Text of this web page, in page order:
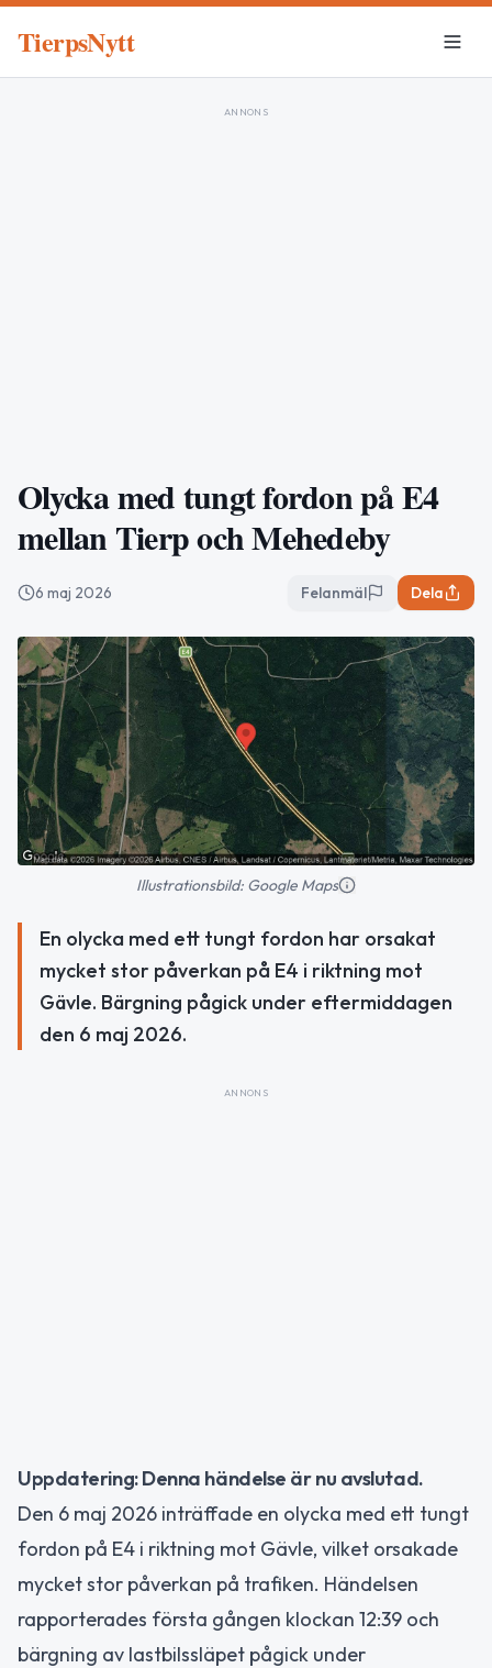
TierpsNytt
ANNONS
Olycka med tungt fordon på E4
mellan Tierp och Mehedeby
6 maj 2026 Felanmäl Dela
Illustrationsbild: Google Maps
En olycka med ett tungt fordon har orsakat
mycket stor påverkan på E4 i riktning mot
Gävle. Bärgning pågick under eftermiddagen
den 6 maj 2026.
ANNONS
Uppdatering: Denna händelse är nu avslutad.
Den 6 maj 2026 inträffade en olycka med ett tungt
fordon på E4 i riktning mot Gävle, vilket orsakade
mycket stor påverkan på trafiken. Händelsen
rapporterades första gången klockan 12:39 och
bärgning av lastbilssläpet pågick under